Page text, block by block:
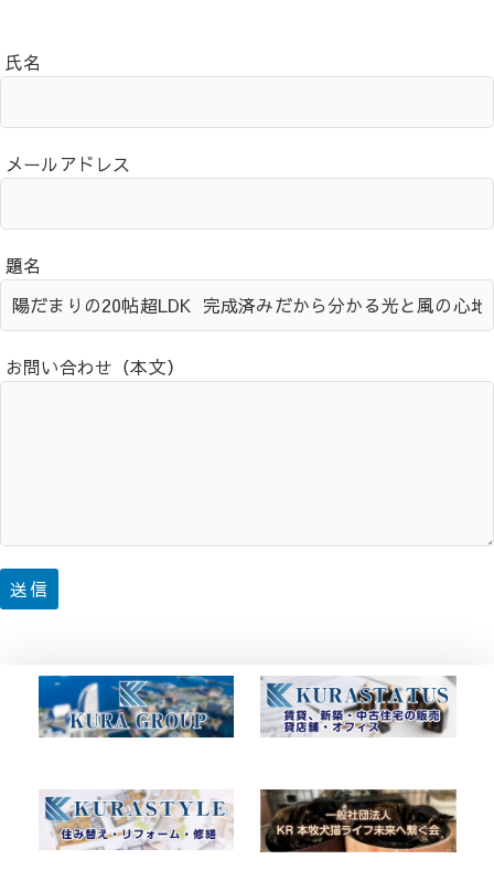
氏名
メールアドレス
題名
お問い合わせ（本文）